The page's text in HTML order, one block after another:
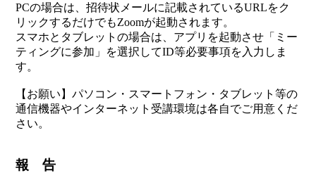
PCの場合は、招待状メールに記載されているURLをク
リックするだけでもZoomが起動されます。
スマホとタブレットの場合は、アプリを起動させ「ミー
ティングに参加」を選択してID等必要事項を入力しま
す。
【お願い】パソコン・スマートフォン・タブレット等の
通信機器やインターネット受講環境は各自でご用意くだ
さい。
報 告